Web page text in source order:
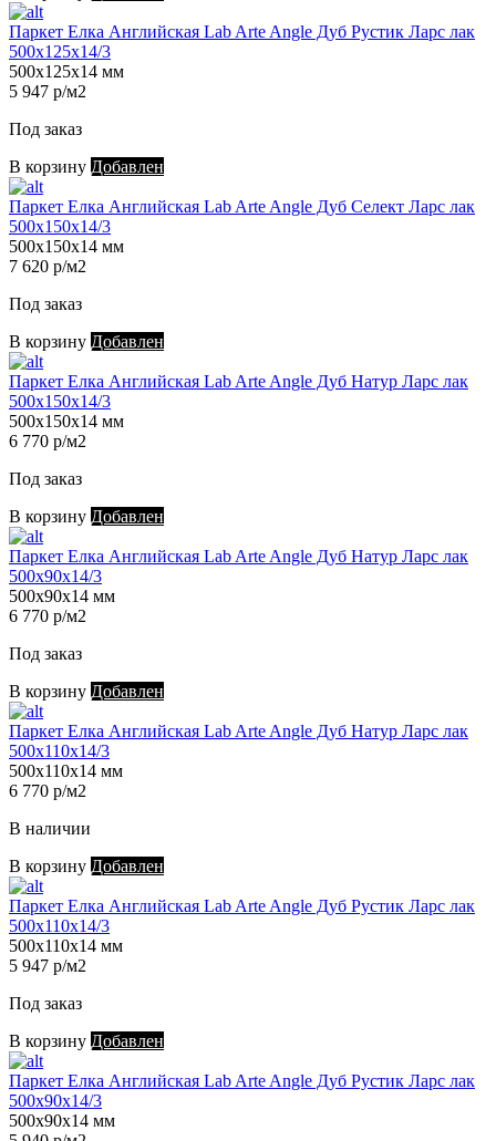
Паркет Елка Английская Lab Arte Angle Дуб Рустик Ларс лак
500х125х14/3
500х125х14 мм
5 947 р/м2
Под заказ
В корзину Добавлен
Паркет Елка Английская Lab Arte Angle Дуб Селект Ларс лак
500х150х14/3
500х150х14 мм
7 620 р/м2
Под заказ
В корзину Добавлен
Паркет Елка Английская Lab Arte Angle Дуб Натур Ларс лак
500х150х14/3
500х150х14 мм
6 770 р/м2
Под заказ
В корзину Добавлен
Паркет Елка Английская Lab Arte Angle Дуб Натур Ларс лак
500х90х14/3
500х90х14 мм
6 770 р/м2
Под заказ
В корзину Добавлен
Паркет Елка Английская Lab Arte Angle Дуб Натур Ларс лак
500х110х14/3
500х110х14 мм
6 770 р/м2
В наличии
В корзину Добавлен
Паркет Елка Английская Lab Arte Angle Дуб Рустик Ларс лак
500х110х14/3
500х110х14 мм
5 947 р/м2
Под заказ
В корзину Добавлен
Паркет Елка Английская Lab Arte Angle Дуб Рустик Ларс лак
500х90х14/3
500х90х14 мм